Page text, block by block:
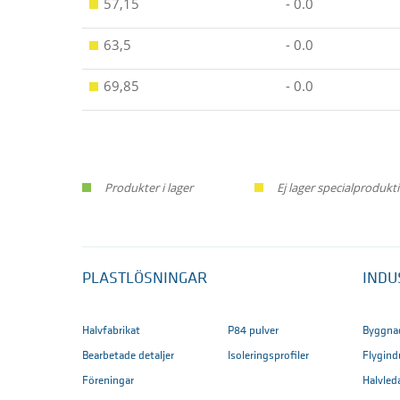
57,15 - 0.0
63,5 - 0.0
69,85 - 0.0
Produkter i lager Ej lager
PLASTLÖSNINGAR
Halvfabrikat
Bearbetade detaljer
Föreningar
P84 pulver
Isoleringsprofiler